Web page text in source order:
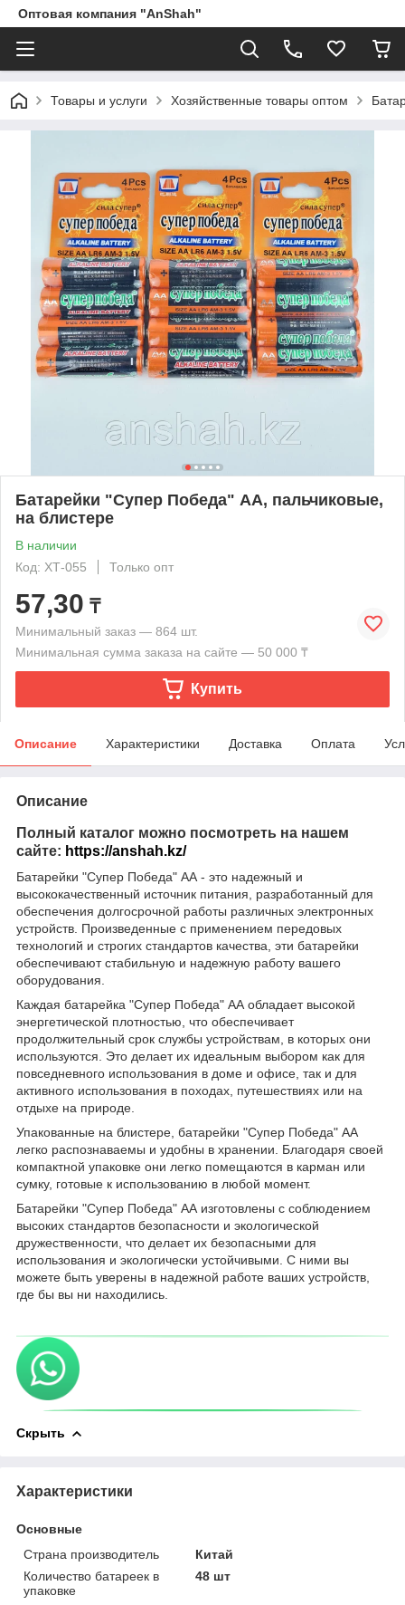
Оптовая компания "AnShah"
Товары и услуги Хозяйственные товары оптом
Батарейки "Супер Победа" АА, пальчиковые,
на блистере
В наличии
Код: ХТ-055
Только опт
57,30 ₸
Минимальный заказ — 864 шт.
Минимальная сумма заказа на сайте — 50 000 ₸
Купить
Описание Характеристики Доставка Оплата
Описание
Полный каталог можно посмотреть на нашем
сайте: https://anshah.kz/
Батарейки "Супер Победа" АА - это надежный и
высококачественный источник питания, разработанный для
обеспечения долгосрочной работы различных электронных
устройств. Произведенные с применением передовых
технологий и строгих стандартов качества, эти батарейки
обеспечивают стабильную и надежную работу вашего
оборудования.
Каждая батарейка "Супер Победа" АА обладает высокой
энергетической плотностью, что обеспечивает
продолжительный срок службы устройствам, в которых они
используются. Это делает их идеальным выбором как для
повседневного использования в доме и офисе, так и для
активного использования в походах, путешествиях или на
отдыхе на природе.
Упакованные на блистере, батарейки "Супер Победа" АА
легко распознаваемы и удобны в хранении. Благодаря своей
компактной упаковке они легко помещаются в карман или
сумку, готовые к использованию в любой момент.
Батарейки "Супер Победа" АА изготовлены с соблюдением
высоких стандартов безопасности и экологической
дружественности, что делает их безопасными для
использования и экологически устойчивыми. С ними вы
можете быть уверены в надежной работе ваших устройств,
где бы вы ни находились.
Скрыть
Характеристики
Основные
Страна производитель
Китай
Количество батареек в
упаковке
48 шт